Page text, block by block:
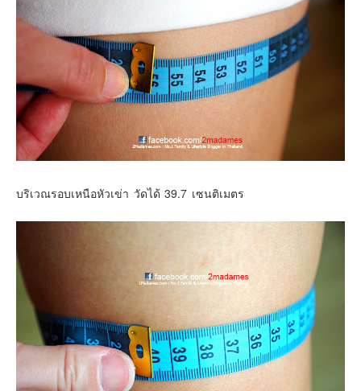
บริเวณรอบเหนือหัวเข่า วัดได้ 39.7 เซนติเมตร